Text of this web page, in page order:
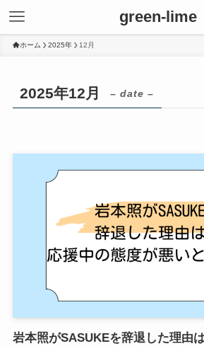
green-lime
ホーム 2025年 12月
2025年12月 – date –
岩本照がSASUKEを辞退した理由